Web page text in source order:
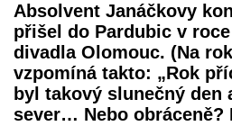
Absolvent Janáčkovy
přišel do Pardubic v
divadla Olomouc. (Na
vzpomíná takto: „Rok
byl takový slunečný
sever… Nebo obráceně?